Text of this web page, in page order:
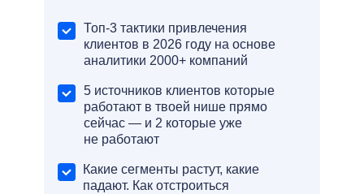
Топ-3 тактики привлечения
клиентов в 2026 году на основе
аналитики 2000+ компаний
Какие сегменты растут, какие
падают. Как отстроиться
5 источников клиентов которые
работают в твоей нише прямо
сейчас — и 2 которые уже
не работают